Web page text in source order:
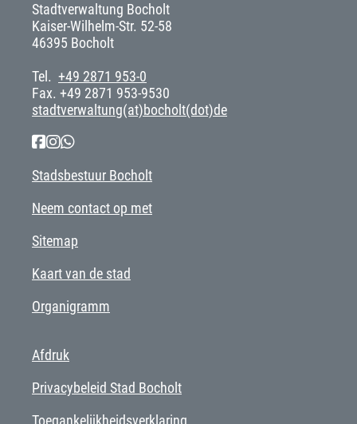
Stadtverwaltung Bocholt
Kaiser-Wilhelm-Str. 52-58
46395 Bocholt
Tel. +49 2871 953-0
Fax. +49 2871 953-9530
stadtverwaltung(at)bocholt(dot)de
Stadsbestuur Bocholt
Neem contact op met
Sitemap
Kaart van de stad
Organigramm
Afdruk
Privacybeleid Stad Bocholt
Toegankelijkheidsverklaring